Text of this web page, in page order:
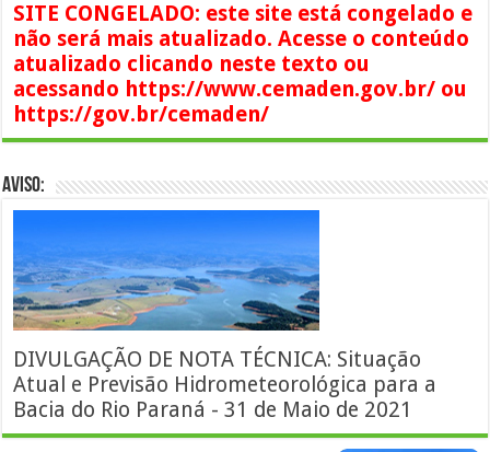
SITE CONGELADO: este site está congelado e
não será mais atualizado. Acesse o conteúdo
atualizado clicando neste texto ou
acessando https://www.cemaden.gov.br/ ou
https://gov.br/cemaden/
AVISO:
DIVULGAÇÃO DE NOTA TÉCNICA: Situação
Atual e Previsão Hidrometeorológica para a
Bacia do Rio Paraná - 31 de Maio de 2021